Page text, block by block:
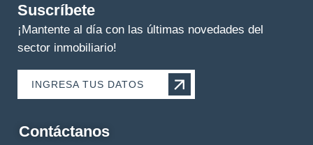
Suscríbete
¡Mantente al día con las últimas novedades del
sector inmobiliario!
INGRESA TUS DATOS
Contáctanos